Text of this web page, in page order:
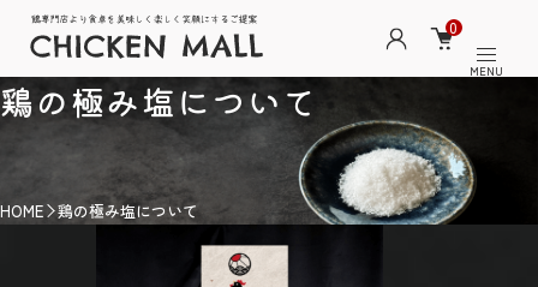
0
MENU
鶏の極み塩について
HOME 鶏の極み塩について